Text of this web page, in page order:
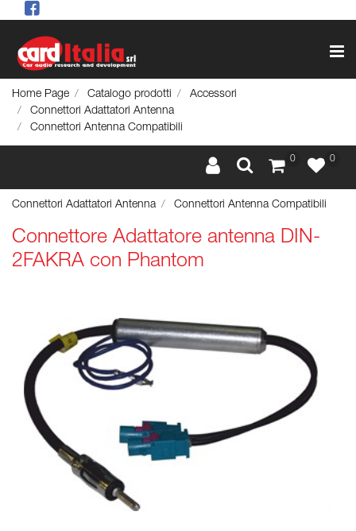
Home Page Catalogo prodotti
Accessori
Connettori Adattatori Antenna
Connettori Antenna Compatibili
0 0
Connettori Adattatori Antenna Connettori Antenna Compatibili
Connettore Adattatore antenna DIN-
2FAKRA con Phantom